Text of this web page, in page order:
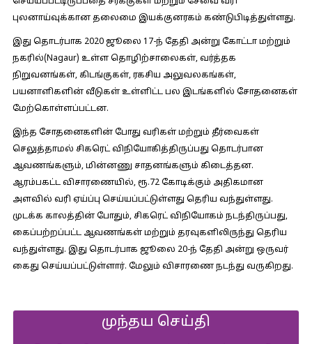
புலனாய்வுக்கான தலைமை இயக்குனரகம் கண்டுபிடித்துள்ளது.
இது தொடர்பாக 2020 ஜூலை 17-ந் தேதி அன்று கோட்டா மற்றும்
நகரில்(Nagaur) உள்ள தொழிற்சாலைகள், வர்த்தக
நிறுவனங்கள், கிடங்குகள், ரகசிய அலுவலகங்கள்,
பயனாளிகளின் வீடுகள் உள்ளிட்ட பல இடங்களில் சோதனைகள்
மேற்கொள்ளப்பட்டன.
இந்த சோதனைகளின் போது வரிகள் மற்றும் தீர்வைகள்
செலுத்தாமல் சிகரெட் விநியோகித்திருப்பது தொடர்பான
ஆவணங்களும், மின்னணு சாதனங்களும் கிடைத்தன.
ஆரம்பகட்ட விசாரணையில், ரூ.72 கோடிக்கும் அதிகமான
அளவில் வரி ஏய்ப்பு செய்யப்பட்டுள்ளது தெரிய வந்துள்ளது.
முடக்க காலத்தின் போதும், சிகரெட் விநியோகம் நடந்திருப்பது,
கைப்பற்றப்பட்ட ஆவணங்கள் மற்றும் தரவுகளிலிருந்து தெரிய
வந்துள்ளது. இது தொடர்பாக ஜூலை 20-ந் தேதி அன்று ஒருவர்
கைது செய்யப்பட்டுள்ளார். மேலும் விசாரணை நடந்து வருகிறது.
முந்தய செய்தி